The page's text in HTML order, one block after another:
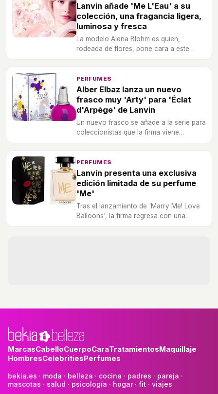
Lanvin añade 'Me L'Eau' a su
colección, una fragancia ligera,
luminosa y fresca
La modelo Alena Blohm es quien,
rodeada de flores, pone cara a este
PERFUMES
Alber Elbaz lanza un nuevo
frasco muy 'Arty' para 'Éclat
d'Arpège' de Lanvin
Un nuevo frasco se añade a la serie para
coleccionistas que la firma viene
PERFUMES
Lanvin presenta una exclusiva
edición limitada de su perfume
'Me'
Tras el lanzamiento de 'Marry Me! Love
Balloons', la firma regresa con una
MarcasCabelloCuerpoCaraTratamientosMaquillaje
HombresCelebritiesPerfumes
bekia.es · moda · belleza · cocina · padres · pareja ·
mascotas · salud · psicología · hogar· fit · viajes